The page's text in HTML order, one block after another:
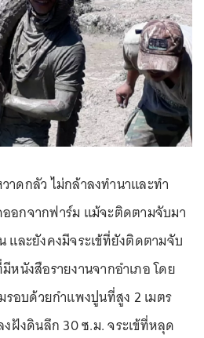
าดกลัว ไม่กล้าลงทำนาและทำ
อกจากฟาร์ม แม้จะติดตามจับมา
และยังคงมีจระเข้ที่ยังติดตามจับ
หนังสือรายงานจากอำเภอ โดย
บด้วยกำแพงปูนที่สูง 2 เมตร
งฝังดินลึก 30 ซ.ม. จระเข้ที่หลุด